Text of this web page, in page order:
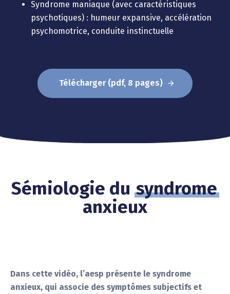
Syndrome maniaque (avec caractéristiques
psychotiques) : humeur expansive, accélération
psychomotrice, conduite instinctuelle
Télécharger (pdf, 8 pages)
Sémiologie du syndrome
anxieux
Dans cette vidéo, l’aesp présente le syndrome
anxieux, qui associe des symptômes subjectifs et